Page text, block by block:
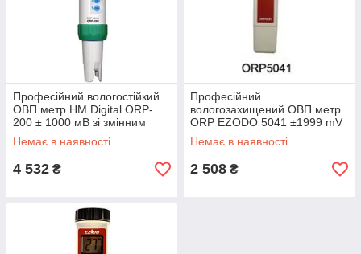
Професійний вологостійкий
ОВП метр HM Digital ORP-
200 ± 1000 мВ зі змінним
електродом, термометром,
АТС
Немає в наявності
4 532 ₴
Професійний
вологозахищений ОВП метр
ORP EZODO 5041 ±1999 mV
Немає в наявності
2 508 ₴